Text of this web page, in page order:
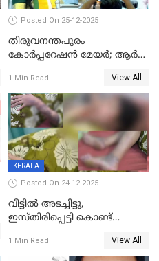
Posted On 25-12-2025
തിരുവനന്തപുരം
കോര്‍പ്പറേഷന്‍ മേയർ; ആര്‍
1 Min Read View All
KERALA
Posted On 24-12-2025
വീട്ടിൽ അടച്ചിട്ടു,
ഇസ്തിരിപ്പെട്ടി കൊണ്ട്
ഗർഭിണിയായ യുവതിക്ക് ക്രൂര
1 Min Read View All